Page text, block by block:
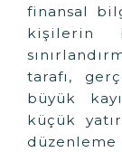
finansal
kişilerin
tarafı,
büyük
küçük